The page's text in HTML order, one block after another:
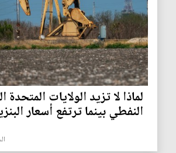
لماذا لا تزيد الولايات المتحدة
النفطي بينما ترتفع أسعار